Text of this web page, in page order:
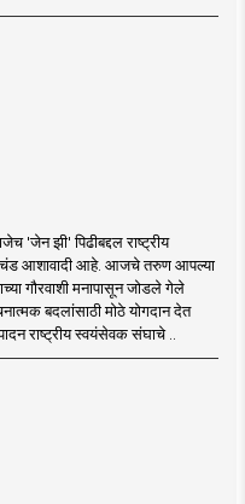
'जेन झी' पिढीबद्दल राष्ट्रीय
आशावादी आहे. आजचे तरुण आपल्या
गौरवाशी मनापासून जोडले गेले
बदलांसाठी मोठे योगदान देत
राष्ट्रीय स्वयंसेवक संघाचे ..